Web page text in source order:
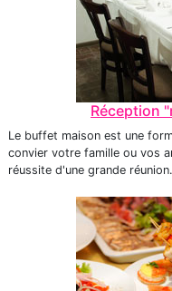
Réception
Le buffet maison est une
convier votre famille ou vos
réussite d'une grande réunion.